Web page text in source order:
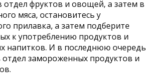
отдел фруктов и овощей, а затем в
мяса, остановитесь у
прилавка, а затем подберите
к употреблению продуктов и
напитков. И в последнюю очередь
отдел замороженных продуктов и